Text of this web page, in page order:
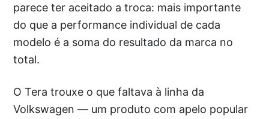
parece ter aceitado a troca: mais importante
do que a performance individual de cada
modelo é a soma do resultado da marca no
total.
O Tera trouxe o que faltava à linha da
Volkswagen — um produto com apelo popular